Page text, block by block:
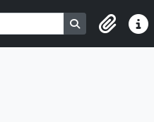
Search in